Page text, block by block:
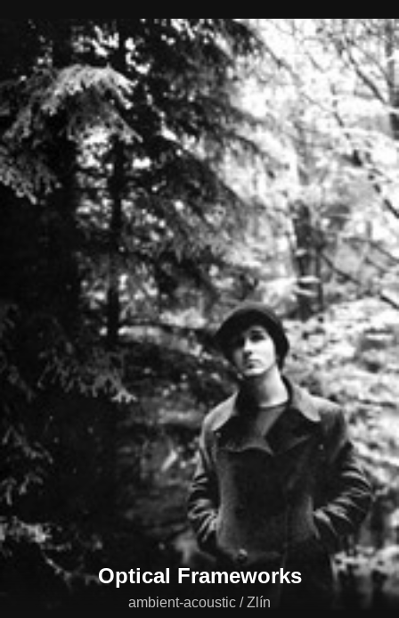
Optical Frameworks
ambient-acoustic / Zlín